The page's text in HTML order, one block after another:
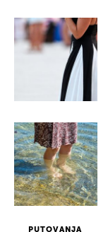
PUTOVANJA